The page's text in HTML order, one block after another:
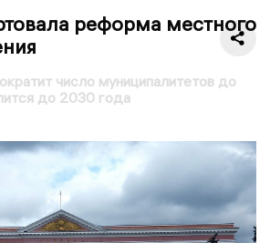
реформа местного
число муниципалитетов до
до 2030 года